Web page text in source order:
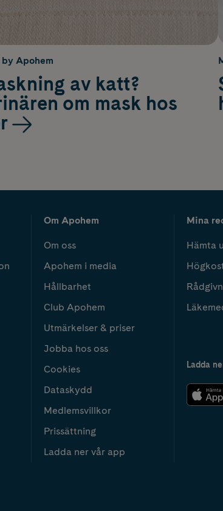
Apohem
av katt?
om mask hos
Om Apohem
Om oss
Apohem i media
Hållbarhet
Club Apohem
Utmärkelser & priser
Jobba hos oss
Cookies
Dataskydd
Medlemsvillkor
Prissättning
Ladda ner vår app
Mina
Hämta
Ladda